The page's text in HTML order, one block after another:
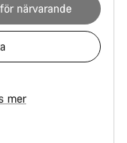
närvarande
mer